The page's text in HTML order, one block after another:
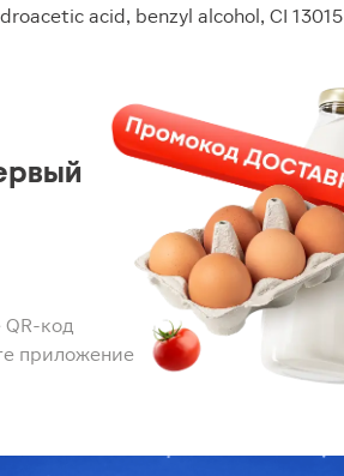
acid, benzyl alcohol, CI 13015
код
приложение